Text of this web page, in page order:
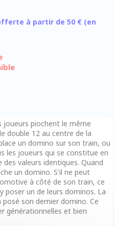
à partir de 50 € (en
joueurs piochent le même
double 12 au centre de la
un domino sur son train, ou
les joueurs qui se constitue en
valeurs identiques. Quand
un domino. S'il ne peut
à côté de son train, ce
poser un de leurs dominos. La
son dernier domino. Ce
générationnelles et bien